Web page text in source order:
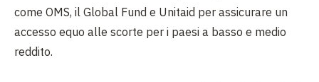
come OMS, il Global Fund e Unitaid per assicurare un
accesso equo alle scorte per i paesi a basso e medio
reddito.